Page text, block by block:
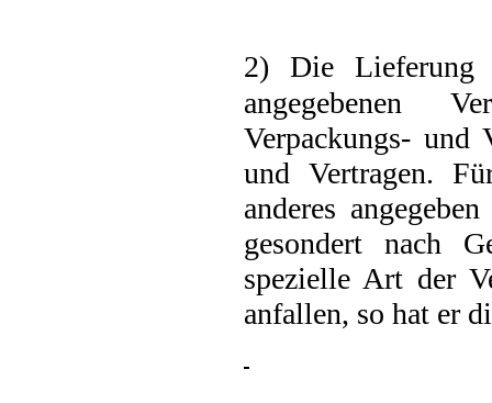
2) Die
angegebenen
Verpackungs- und
und Vertragen.
anderes
gesondert nach
spezielle Art der
anfallen, so hat er